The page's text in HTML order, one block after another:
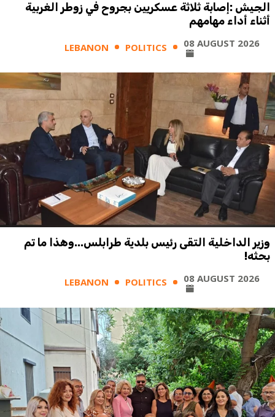
الجيش :إصابة ثلاثة عسكريين بجروح في زوطر الغربية
أثناء أداء مهامهم
LEBANON POLITICS 08 AUGUST 2026
وزير الداخلية التقى رئيس بلدية طرابلس...وهذا ما تم
بحثه!
LEBANON POLITICS 08 AUGUST 2026